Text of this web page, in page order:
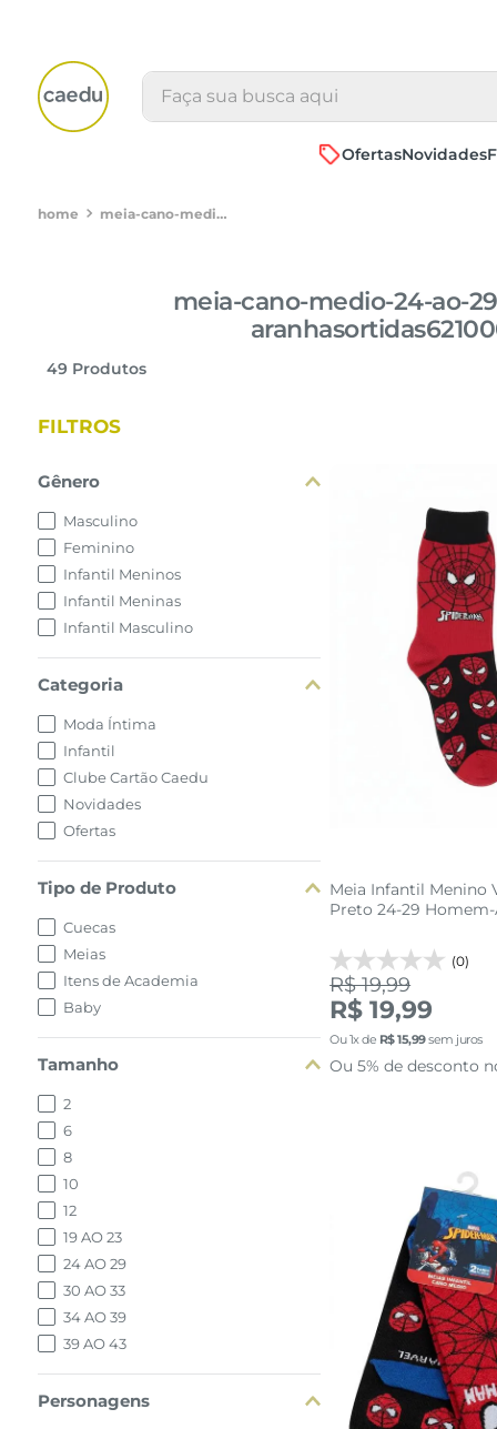
Faça sua busca aqui
OfertasNovidades
meia-cano-medio-24-ao-29-homem-aranhasortidas62100013
meia-cano-medio-24-ao-
49 Produtos
FILTROS
Gênero
Masculino
Feminino
Infantil Meninos
Infantil Meninas
Infantil Masculino
Categoria
Moda Íntima
Infantil
Clube Cartão Caedu
Novidades
Ofertas
Tipo de Produto
Cuecas
Meias
Itens de Academia
Baby
Tamanho
2
6
8
10
12
19 AO 23
24 AO 29
30 AO 33
34 AO 39
39 AO 43
Personagens
24 AO
adicionar a
Meia Infantil Menino
Preto 24-29 Homem-
(0)
R$ 19,99
R$ 19,99
Ou1x de R$15,99sem juros
Ou 5% de desconto
30 AO